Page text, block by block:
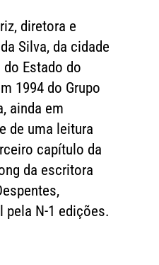
diretora e
Silva, da cidade
Estado do
1994 do Grupo
ainda em
de uma leitura
capítulo da
da escritora
pela N-1 edições.